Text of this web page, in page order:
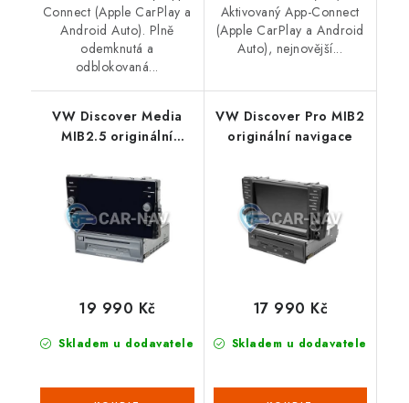
Connect (Apple CarPlay a
Android Auto). Plně
odemknutá a
odblokovaná...
Aktivovaný App-Connect
(Apple CarPlay a Android
Auto), nejnovější...
VW Discover Media
MIB2.5 originální
Skladem u dodavatele
19 990 Kč
VW Discover Pro MIB2
originální navigace
Skladem u dodavatele
17 990 Kč